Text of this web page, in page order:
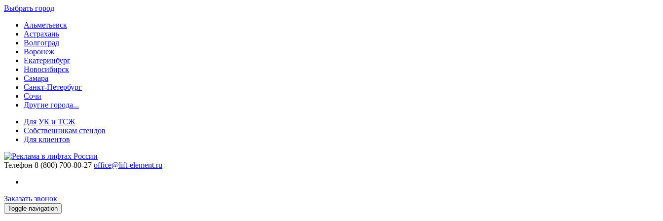
Выбрать город
Альметьевск
Астрахань
Волгоград
Воронеж
Екатеринбург
Новосибирск
Самара
Санкт-Петербург
Сочи
Другие города...
Для УК и ТСЖ
Собственникам стендов
Для клиентов
Телефон 8 (800) 700-80-27 office@lift-element.ru
Заказать звонок
Toggle navigation